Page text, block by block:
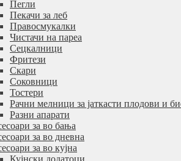
Пегли
Пекачи за леб
Правосмукалки
Чистачи на пареа
Сецкалници
Фритези
Скари
Соковници
Тостери
Рачни мелници за јаткасти плодови и
Разни апарати
за во бања
за во дневна
за во кујна
Кујнски додатоци